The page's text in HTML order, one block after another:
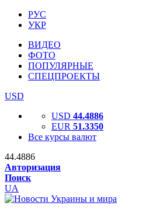
РУС
УКР
ВИДЕО
ФОТО
ПОПУЛЯРНЫЕ
СПЕЦПРОЕКТЫ
USD
USD 44.4886
EUR 51.3350
Все курсы валют
44.4886
Авторизация
Поиск
UA